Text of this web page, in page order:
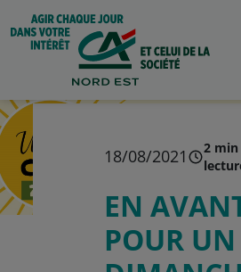
18/08/2021
2 min
EN
POUR UN